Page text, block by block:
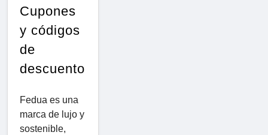
Cupones
y códigos
de
descuento
Fedua es una
marca de lujo y
sostenible,